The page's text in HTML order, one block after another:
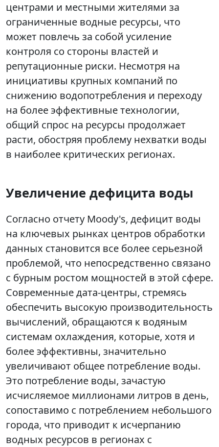
центрами и местными жителями за
ограниченные водные ресурсы, что
может повлечь за собой усиление
контроля со стороны властей и
репутационные риски. Несмотря на
инициативы крупных компаний по
снижению водопотребления и переходу
на более эффективные технологии,
общий спрос на ресурсы продолжает
расти, обостряя проблему нехватки воды
в наиболее критических регионах.
Увеличение дефицита воды
Согласно отчету Moody's, дефицит воды
на ключевых рынках центров обработки
данных становится все более серьезной
проблемой, что непосредственно связано
с бурным ростом мощностей в этой сфере.
Современные дата-центры, стремясь
обеспечить высокую производительность
вычислений, обращаются к водяным
системам охлаждения, которые, хотя и
более эффективны, значительно
увеличивают общее потребление воды.
Это потребление воды, зачастую
исчисляемое миллионами литров в день,
сопоставимо с потреблением небольшого
города, что приводит к исчерпанию
водных ресурсов в регионах с